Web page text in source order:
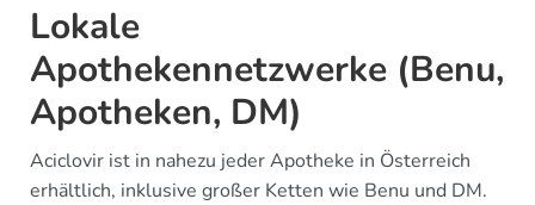
Lokale
Apothekennetzwerke (Benu,
Apotheken, DM)
Aciclovir ist in nahezu jeder Apotheke in Österreich
erhältlich, inklusive großer Ketten wie Benu und DM.